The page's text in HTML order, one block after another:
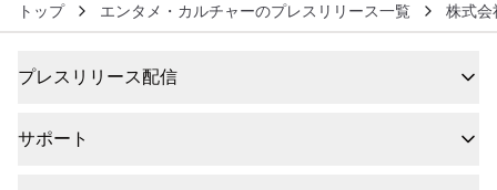
トップ エンタメ・カルチャーのプレスリリース一覧 株式会
プレスリリース配信
サポート